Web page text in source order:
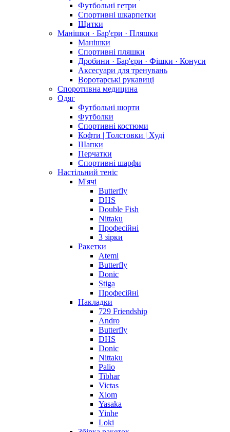
Футбольні гетри
Спортивні шкарпетки
Щитки
Манішки · Бар'єри · Пляшки
Манішки
Спортивні пляшки
Дробини · Бар'єри · Фішки · Конуси
Аксесуари для тренувань
Воротарські рукавиці
Споротивна медицина
Одяг
Футбольні шорти
Футболки
Спортивні костюми
Кофти | Толстовки | Худі
Шапки
Перчатки
Спортивні шарфи
Настільний теніс
М'ячі
Butterfly
DHS
Double Fish
Nittaku
Професійні
3 зірки
Ракетки
Atemi
Butterfly
Donic
Stiga
Професійні
Накладки
729 Friendship
Andro
Butterfly
DHS
Donic
Nittaku
Palio
Tibhar
Victas
Xiom
Yasaka
Yinhe
Loki